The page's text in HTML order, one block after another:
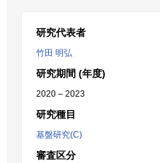
研究代表者
竹田 明弘
研究期間 (年度)
2020 – 2023
研究種目
基盤研究(C)
審査区分